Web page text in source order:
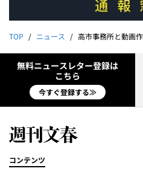
TOP ニュース 高市事務所と動画作成者「43分のZoom音声」を公開
無料ニュースレター登録は
こちら
今すぐ登録する≫
コンテンツ